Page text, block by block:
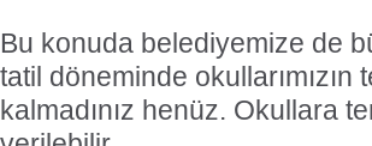
Bu konuda belediyemize de
tatil döneminde
kalmadınız henüz. Okullara